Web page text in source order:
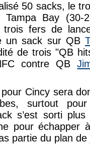
50 sacks, le
Tampa Bay
fers de
un sack sur QB
de trois "QB
contre QB
Cincy sera
surtout
s’est sorti
pour échapper
partie du plan de